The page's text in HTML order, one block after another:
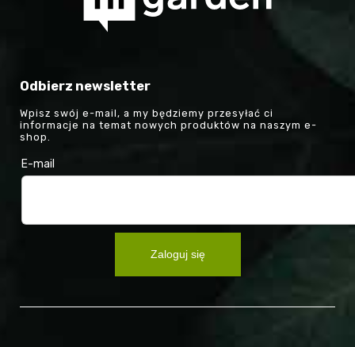
Odbierz newsletter
Wpisz swój e-mail, a my będziemy przesyłać ci
informacje na temat nowych produktów na naszym e-
shop.
E-mail
Zaloguj się